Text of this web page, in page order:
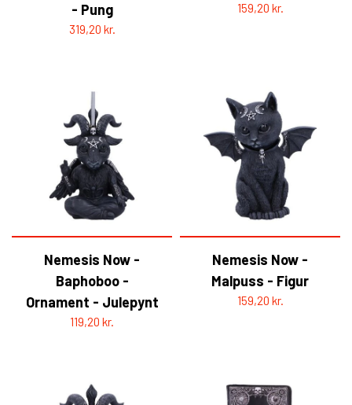
- Pung
319,20 kr.
159,20 kr.
Nemesis Now -
Baphoboo -
Ornament - Julepynt
119,20 kr.
Nemesis Now -
Malpuss - Figur
159,20 kr.